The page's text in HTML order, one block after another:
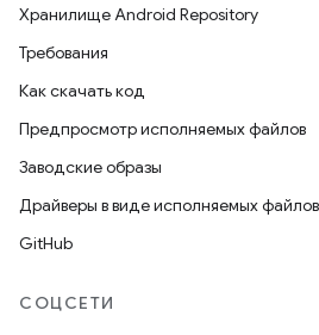
Хранилище Android Repository
Требования
Как скачать код
Предпросмотр исполняемых файлов
Заводские образы
Драйверы в виде исполняемых файлов
GitHub
СОЦСЕТИ